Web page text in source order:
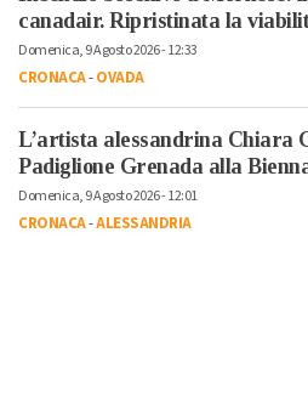
canadair. Ripristinata la
Domenica, 9 Agosto 2026 - 12:33
CRONACA-OVADA
L’artista alessandrina Chiara
Padiglione Grenada alla
Domenica, 9 Agosto 2026 - 12:01
CRONACA-ALESSANDRIA